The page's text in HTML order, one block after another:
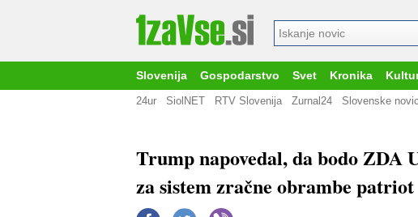
Slovenija Gospodarstvo Svet Kronika
24ur SiolNET RTV Slovenija Zurnal24 Slovenske
Trump napovedal, da bodo ZDA
za sistem zračne obrambe patriot